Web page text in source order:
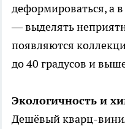
деформироваться, а
— выделять
появляются
до 40 градусов и
Экологичность и
Дешёвый кварц-